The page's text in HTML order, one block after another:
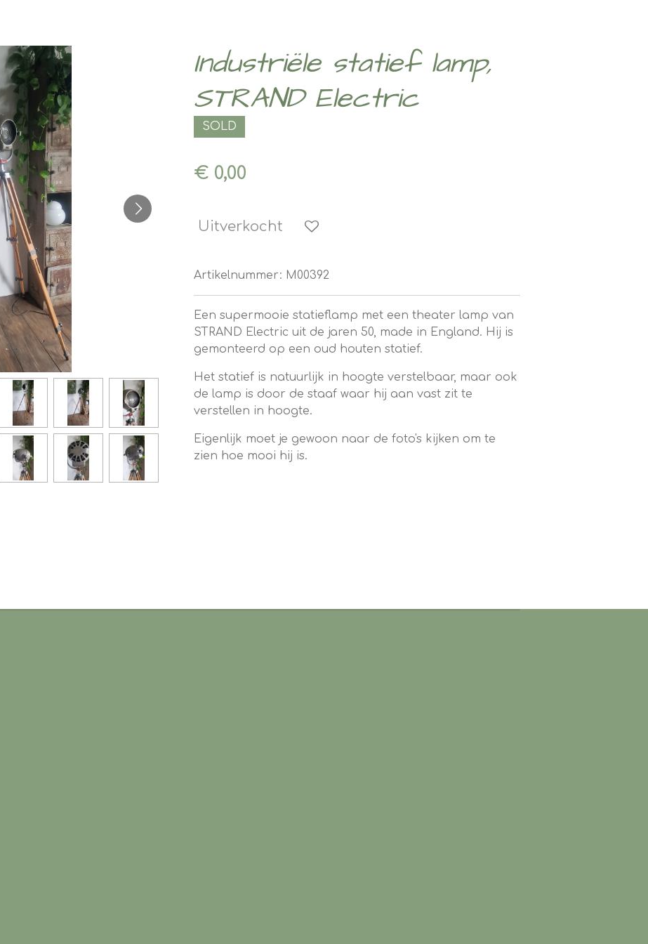
Industriële statief lamp,
STRAND Electric
SOLD
€ 0,00
Uitverkocht
Artikelnummer: M00392
Een supermooie statieflamp met een theater lamp van
STRAND Electric uit de jaren 50, made in England. Hij is
gemonteerd op een oud houten statief.
Het statief is natuurlijk in hoogte verstelbaar, maar ook
de lamp is door de staaf waar hij aan vast zit te
verstellen in hoogte.
Eigenlijk moet je gewoon naar de foto's kijken om te
zien hoe mooi hij is.